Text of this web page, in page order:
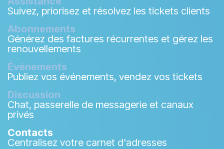
Suivez, priorisez et résolvez les tickets clients
Abonnements
Générez des factures récurrentes et gérez les
renouvellements
Événements
Publiez vos événements, vendez vos tickets
Discussion
Chat, passerelle de messagerie et canaux
privés
Contacts
Centralisez votre carnet d'adresses